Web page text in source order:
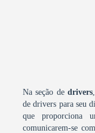
Na seção de drivers
de drivers para seu
que proporciona
comunicarem-se